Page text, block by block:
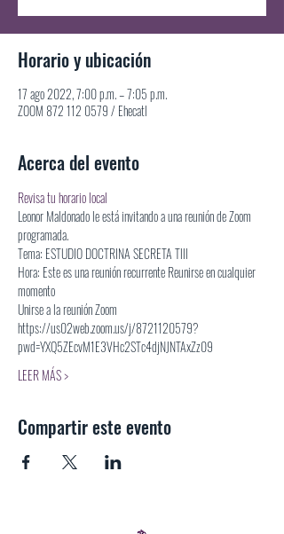
Horario y ubicación
17 ago 2022, 7:00 p.m. – 7:05 p.m.
ZOOM 872 112 0579 / Ehecatl
Acerca del evento
Revisa tu horario local
Leonor Maldonado le está invitando a una reunión de Zoom
programada.
Tema: ESTUDIO DOCTRINA SECRETA Tlll
Hora: Este es una reunión recurrente Reunirse en cualquier
momento
Unirse a la reunión Zoom
https://us02web.zoom.us/j/8721120579?
pwd=YXQ5ZEcvM1E3VHc2STc4djNJNTAxZz09
LEER MÁS >
Compartir este evento